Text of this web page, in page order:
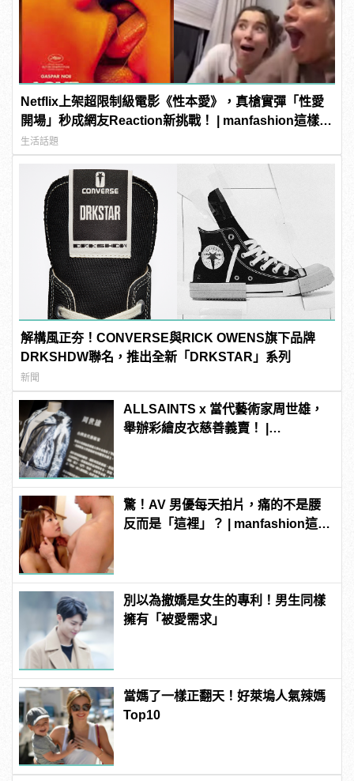
Netflix上架超限制級電影《性本愛》，真槍實彈「性愛
開場」秒成網友Reaction新挑戰！ | manfashion這樣變
型男
生活話題
解構風正夯！CONVERSE與RICK OWENS旗下品牌
DRKSHDW聯名，推出全新「DRKSTAR」系列
新聞
ALLSAINTS x 當代藝術家周世雄，
舉辦彩繪皮衣慈善義賣！ |
驚！AV 男優每天拍片，痛的不是腰
反而是「這裡」？ | manfashion這樣
別以為撤嬌是女生的專利！男生同樣
擁有「被愛需求」
當媽了一樣正翻天！好萊塢人氣辣媽
Top10